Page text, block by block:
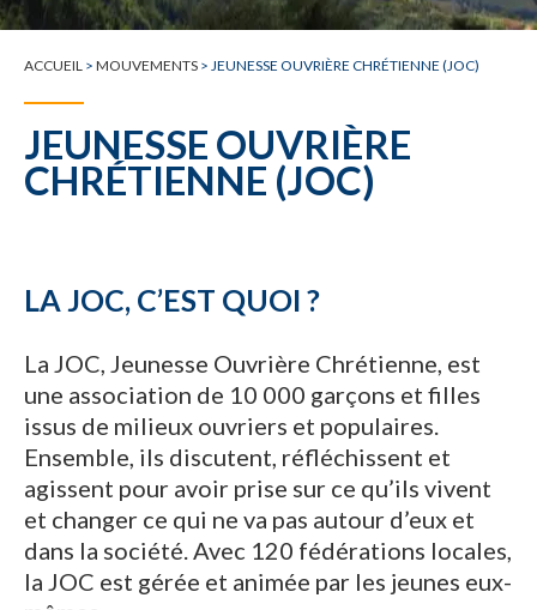
ACCUEIL > MOUVEMENTS > JEUNESSE OUVRIÈRE CHRÉTIENNE (JOC)
JEUNESSE OUVRIÈRE
CHRÉTIENNE (JOC)
LA JOC, C’EST QUOI ?
La JOC, Jeunesse Ouvrière Chrétienne, est
une association de 10 000 garçons et filles
issus de milieux ouvriers et populaires.
Ensemble, ils discutent, réfléchissent et
agissent pour avoir prise sur ce qu’ils vivent
et changer ce qui ne va pas autour d’eux et
dans la société. Avec 120 fédérations locales,
la JOC est gérée et animée par les jeunes eux-